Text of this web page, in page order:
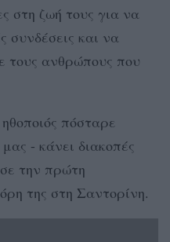
στη ζωή τους για να
συνδέσεις και να
τους ανθρώπους που
πόσταρε
- κάνει διακοπές
την πρώτη
της στη Σαντορίνη.